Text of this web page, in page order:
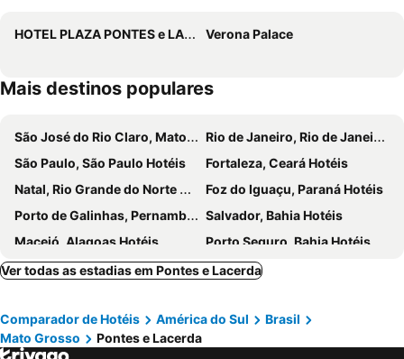
HOTEL PLAZA PONTES e LACERDA Verona Palace
Mais destinos populares
São José do Rio Claro, Mato Grosso Hotéis
Rio de Janeiro, Rio de Janeiro Hotéis
São Paulo, São Paulo Hotéis
Fortaleza, Ceará Hotéis
Natal, Rio Grande do Norte Hotéis
Foz do Iguaçu, Paraná Hotéis
Porto de Galinhas, Pernambuco Hotéis
Salvador, Bahia Hotéis
Maceió, Alagoas Hotéis
Porto Seguro, Bahia Hotéis
Ver todas as estadias em Pontes e Lacerda
Comparador de Hotéis América do Sul
Brasil
Mato Grosso
Pontes e Lacerda